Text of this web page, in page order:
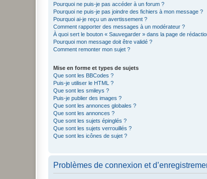
Pourquoi ne puis-je pas accéder à un forum ?
Pourquoi ne puis-je pas joindre des fichiers à mon message ?
Pourquoi ai-je reçu un avertissement ?
Comment rapporter des messages à un modérateur ?
À quoi sert le bouton « Sauvegarder » dans la page de
Pourquoi mon message doit être validé ?
Comment remonter mon sujet ?
Mise en forme et types de sujets
Que sont les BBCodes ?
Puis-je utiliser le HTML ?
Que sont les smileys ?
Puis-je publier des images ?
Que sont les annonces globales ?
Que sont les annonces ?
Que sont les sujets épinglés ?
Que sont les sujets verrouillés ?
Que sont les icônes de sujet ?
Problèmes de connexion et